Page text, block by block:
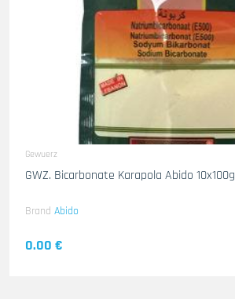
Gewuerz
GWZ. Bicarbonate Karapola Abido 10x100g
Brand Abido
0.00 €